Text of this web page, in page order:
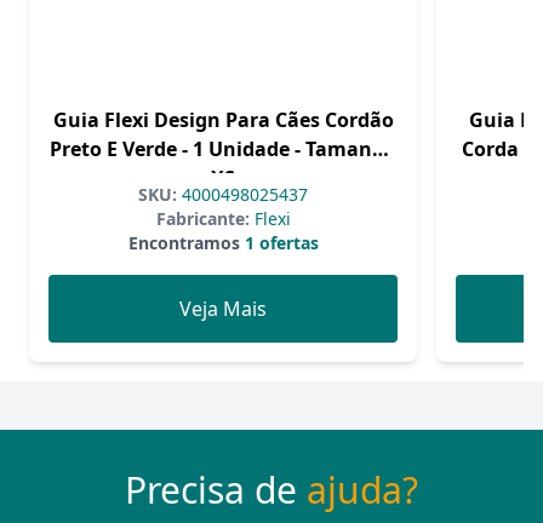
Guia Flexi Design Para Cães Cordão
Preto E Verde - 1 Unidade - Tamanho
XS
SKU: 4000498025437
Fabricante: Flexi
Encontramos1 ofertas
Veja Mais
Guia
Corda
Precisa de ajuda?